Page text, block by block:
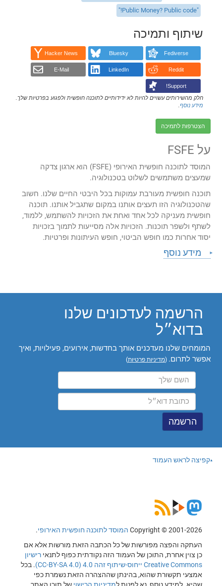
"Public Money? Public code!"
שיתוף ותמיכה
Fediverse
Bluesky
Hacker News
Reddit
LinkedIn
E-Mail
Support!
חלק מהשירותים עשויים להיות לא ידידותיים לתוכנה חופשית ולפגוע בפרטיות שלך.
מידע נוסף.
הצטרפות לתמיכה
על FSFE
המוסד לתוכנה חופשית האירופי (FSFE) הוא ארגון צדקה
שמעצים משתמשים לשלוט בטכנולוגיה.
תוכנה חופשית מעורבת עמוקות בכל היבטי החיים שלנו. חשוב
שהטכנולוגיה הזו תעצים אותנו במקום שתגביל אותנו. תוכנה
חופשית מעניקה לכל אחד ואחת את הזכויות להשתמש, ללמוד,
לשתף ולשפר תוכנות. הזכויות אלה מסייעות לתמוך בזכויות
יסוד אחרות כמו חופש הביטוי, חופש העיתונות ופרטיות.
מידע נוסף
הרשמה לעדכונים שלנו
בדוא״ל
המומחים שלנו מעדכנים אותך בחדשות, אירועים, פעילויות, ואיך
אפשר לתרום. (מדיניות פרטיות)
קפיצה לראש העמוד
Copyright © 2001-2026 המוסד לתוכנה חופשית האירופי.
העתקה והפצה מפורשות של כל הכתבה הזאת מורשות אלא אם
כן צוין אחרת, התוכן של העמוד הזה נקודתית כפוף לתנאי רישיון
Creative Commons ייחוס-שיתוף זהה 4.0 (CC-BY-SA 4.0)
. בכל
אמצעי תקשורת שהוא, בהינתן שההצהרה הזאת נשמרת כפי